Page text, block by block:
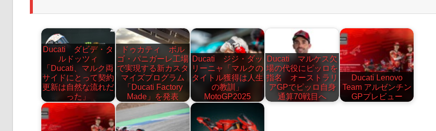
Ducati ダビデ・タ
ルドッツィ
「Ducati、マルク両
サイドにとって契約
更新は自然な流れだ
った」
ドゥカティ ボル
ゴ・パニガーレ工場
で実現する新カスタ
マイズプログラム
「Ducati Factory
Made」を発表
Ducati ジジ・ダッ
リーニャ「マルクの
タイトル獲得は人生
の教訓」
MotoGP2025
Ducati マルケス欠
場の代役にピッロを
指名 オーストラリ
アGPでピッロ自身
通算70戦目へ
Ducati Lenovo
Team アルゼンチン
GPプレビュー